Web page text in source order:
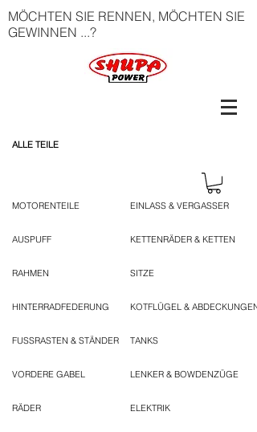
MÖCHTEN SIE RENNEN, MÖCHTEN SIE
GEWINNEN ...?
ALLE TEILE
MOTORENTEILE
AUSPUFF
RAHMEN
HINTERRADFEDERUNG
FUSSRASTEN & STÄNDER
VORDERE GABEL
RÄDER
EINLASS & VERGASSER
KETTENRÄDER & KETTEN
SITZE
KOTFLÜGEL & ABDECKUNGEN
TANKS
LENKER & BOWDENZÜGE
ELEKTRIK